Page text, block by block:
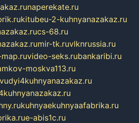
naperekate.ru
kitubeu-2-kuhnyanazakaz.ru
cs-68.ru
mir-tk.ruvlknrussia.ru
video-seks.rubankaribi.ru
moskva113.ru
kuhnyaekuhnyaafabrika.ru
e-abis1c.ru